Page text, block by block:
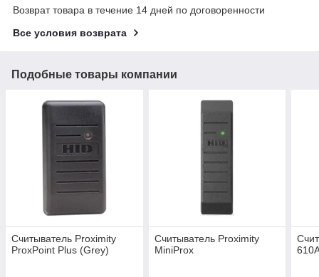
Возврат товара в течение 14 дней по договоренности
Все условия возврата
Подобные товары компании
Считыватель Proximity
ProxPoint Plus (Grey)
Считыватель Proximity
MiniProx